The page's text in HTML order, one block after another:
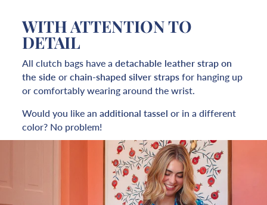
WITH ATTENTION TO
DETAIL
All clutch bags have a detachable leather strap on
the side or chain-shaped silver straps for hanging up
or comfortably wearing around the wrist.
Would you like an additional tassel or in a different
color? No problem!